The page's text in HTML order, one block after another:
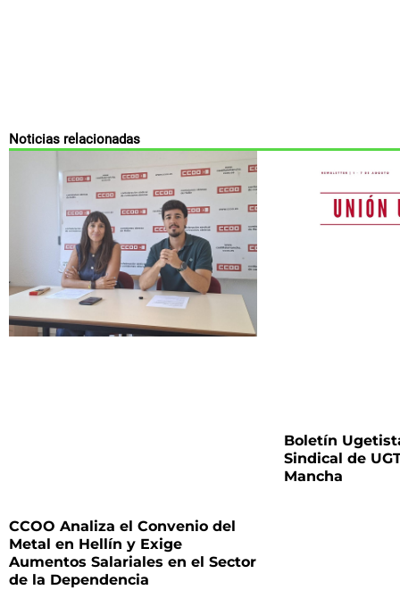
Noticias relacionadas
CCOO Analiza el Convenio del
Metal en Hellín y Exige
Aumentos Salariales en el Sector
de la Dependencia
Boletín
Sindical de
Mancha